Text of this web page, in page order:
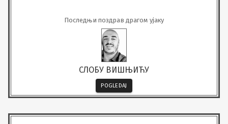
Последњи поздрав драгом ујаку
СЛОБУ ВИШЊИЋУ
POGLEDAJ